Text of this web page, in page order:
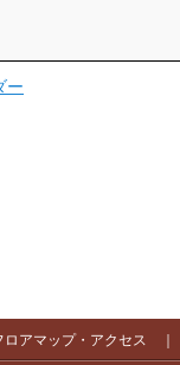
ー
ロアマップ・アクセス